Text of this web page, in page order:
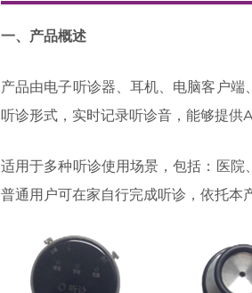
一、产品概述
产品由电子听诊器、耳机、电脑客户
听诊形式，实时记录听诊音，能够提供
适用于多种听诊使用场景，包括：医院
普通用户可在家自行完成听诊，依托本